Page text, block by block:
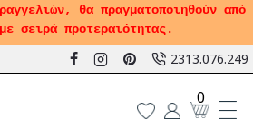
θα πραγματοποιηθούν από
σειρά προτεραιότητας.
2313.076.249
0